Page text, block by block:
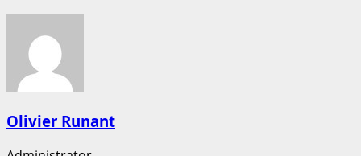
Olivier Runant